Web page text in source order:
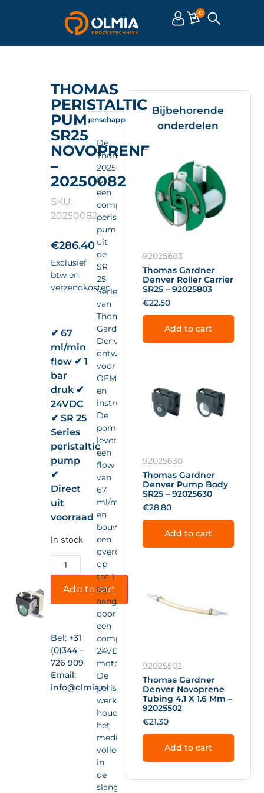
0
THOMAS
PERISTALTIC
PUMP
SR25
NOVOPRENE
–
20250082
SKU:
20250082
€286.40
Exclusief
btw en
verzendkosten.
✔ 67
ml/min
flow ✔ 1
bar
druk ✔
24VDC
✔ SR 25
Series
peristaltic
pump
✔
Direct
uit
voorraad
In stock
Add to cart
Bel: +31
(0)344 –
726 909
Email:
info@olmia.nl
Omschrijving Eigenschappen Documenten
De
Thomas
20250082
is
een
compacte
peristaltic
pump
uit
de
SR
25
Series
van
Thomas
Gardner
Denver,
ontwikkeld
voor
OEM-
en
instrumentintegratie.
De
pomp
levert
een
flow
van
67
ml/min
en
bouwt
een
overdruk
op
tot 1
bar,
aangedreven
door
een
compacte
24VDC-
motor.
De
peristaltische
werking
houdt
het
medium
volledig
in
de
slang
Bijbehorende
onderdelen
92025803
Thomas Gardner
Denver Roller Carrier
SR25 – 92025803
€22.50
Add to cart
92025630
Thomas Gardner
Denver Pump Body
SR25 – 92025630
€28.80
Add to cart
92025502
Thomas Gardner
Denver Novoprene
Tubing 4.1 X 1.6 Mm –
92025502
€21.30
Add to cart